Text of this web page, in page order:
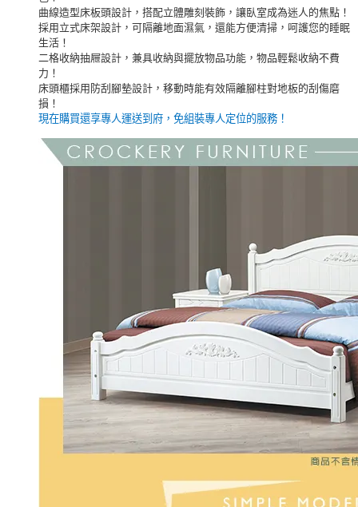
曲線造型床板頭設計，搭配立體雕刻裝飾，讓臥室成為迷人的焦點！
採用立式床架設計，可隔離地面濕氣，還能方便清掃，呵護您的睡眠
生活！
二格收納抽屜設計，兼具收納與擺放物品功能，物品輕鬆收納不費
力！
床頭櫃採用防刮腳墊設計，移動時能有效隔離腳柱對地板的刮傷磨
損！
現在購買還享專人運送到府，免組裝專人定位的服務！